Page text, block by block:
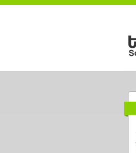
Direkt zum Inhalt